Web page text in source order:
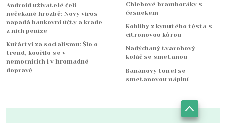
Android uživatelé čelí
nečekané hrozbě: Nový virus
napadá bankovní účty a krade
z nich peníze
Kuřáctví za socialismu: Šlo o
trend, kouřilo se v
nemocnicích i v hromadné
dopravě
Chlebové bramboráky s
česnekem
Koblihy z kynutého těsta s
citronovou kůrou
Nadýchaný tvarohový
koláč se smetanou
Banánový tunel se
smetanovou náplní